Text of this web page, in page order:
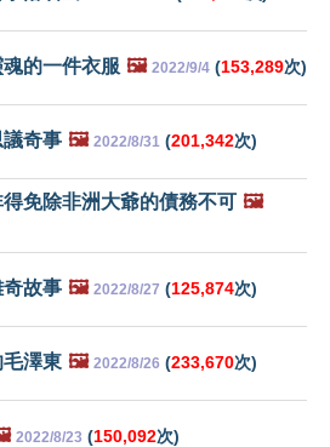
的一件衣服 🖼️ 2022/9/4 (153,289次)
議奇事 🖼️ 2022/8/31 (201,342次)
免除非洲大爺的債務不可 🖼️
故事 🖼️ 2022/8/27 (125,874次)
澤東 🖼️ 2022/8/26 (233,670次)
2022/8/23 (150,092次)